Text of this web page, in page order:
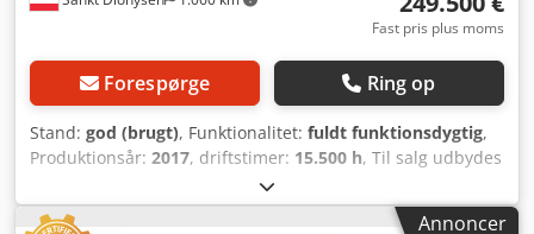
Fast pris plus moms
Forespørge Ring op
Stand: god (brugt), Funktionalitet: fuldt funktionsdygtig,
Produktionsår: 2017, driftstimer: 15.500 h, Til salg udbydes
en brugt Mounty 4000 kabelkran ("bjerg-høster") til op- og
nedadgående kabeltræk, fremstillet af Konrad Forsttechnik
Annoncer